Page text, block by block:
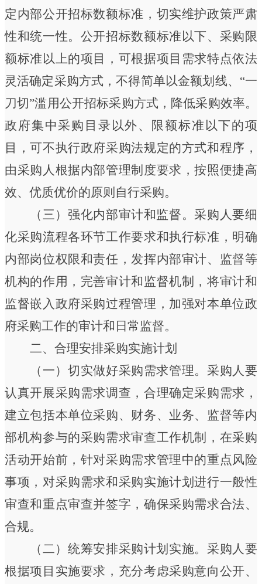
定内部公开招标数额标准，切实维护政策严肃
性和统一性。公开招标数额标准以下、采购限
额标准以上的项目，可根据项目需求特点依法
灵活确定采购方式，不得简单以金额划线、 “一
刀切”滥用公开招标采购方式，降低采购效率。
政府集中采购目录以外、限额标准以下的项
目，可不执行政府采购法规定的方式和程序，
由采购人根据内部管理制度要求，按照便捷高
效、优质优价的原则自行采购。
（三）强化内部审计和监督。 采购人要细
化采购流程各环节工作要求和执行标准，明确
内部岗位权限和责任，发挥内部审计、监督等
机构的作用，完善审计和监督机制，将审计和
监督嵌入政府采购过程管理，加强对本单位政
府采购工作的审计和日常监督。
二、合理安排采购实施计划
（一）切实做好采购需求管理。 采购人要
认真开展采购需求调查，合理确定采购需求，
建立包括本单位采购、财务、业务、监督等内
部机构参与的采购需求审查工作机制，在采购
活动开始前， 针对采购需求管理中的重点风险
事项，对采购需求和采购实施计划进行一般性
审查和重点审查并签字，确保采购需求合法、
合规。
（二） 统筹安排采购计划实施。 采购人要
根据项目实施要求，充分考虑采购意向公开、